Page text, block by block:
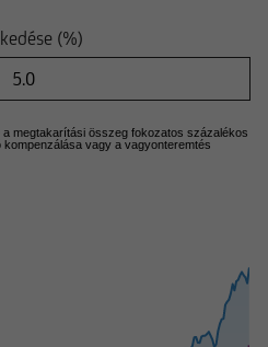
(%)
megtakarítási összeg fokozatos százalékos
vagy a vagyonteremtés